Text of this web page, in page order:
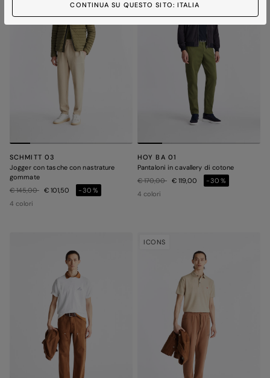
CONTINUA SU QUESTO SITO: ITALIA
SCHMITT 03
Jogger con tasche con nastrature
gommate
Prezzo ridotto da
€ 145,00a € 101,50
-30%
4 colori
HOY BA 01
Pantaloni in cavallery di cotone
Prezzo ridotto da
€ 170,00a € 119,00
-30%
4 colori
ICONS